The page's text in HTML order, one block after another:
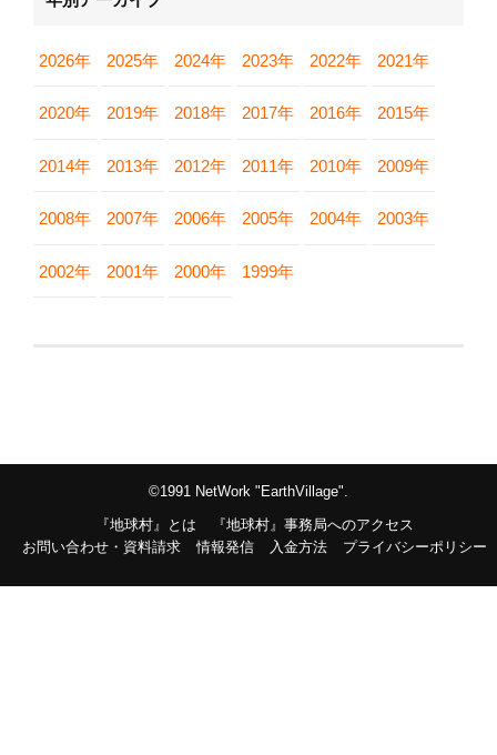
2026年 2025年 2024年 2023年 2022年 2021年
2020年 2019年 2018年 2017年 2016年 2015年
2014年 2013年 2012年 2011年 2010年 2009年
2008年 2007年 2006年 2005年 2004年 2003年
2002年 2001年 2000年 1999年
©1991 NetWork "EarthVillage".
『地球村』とは
『地球村』事務局へのアクセス
お問い合わせ・資料請求
情報発信 入金方法 プライバシーポリシー